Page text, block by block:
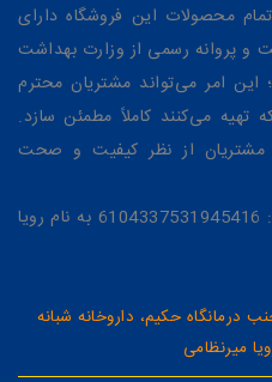
محصولات این فروشگاه دارای
پروانه رسمی از وزارت بهداشت
این امر می‌تواند مشتریان محترم
می‌کنند کاملاً مطمئن سازد.
مشتریان از نظر کیفیت و صحت
شماره کارت جهت خرید محصولات : 6104337531945416 به نام رویا
درمانگاه حکیم، داروخانه شبانه
میرنظامی